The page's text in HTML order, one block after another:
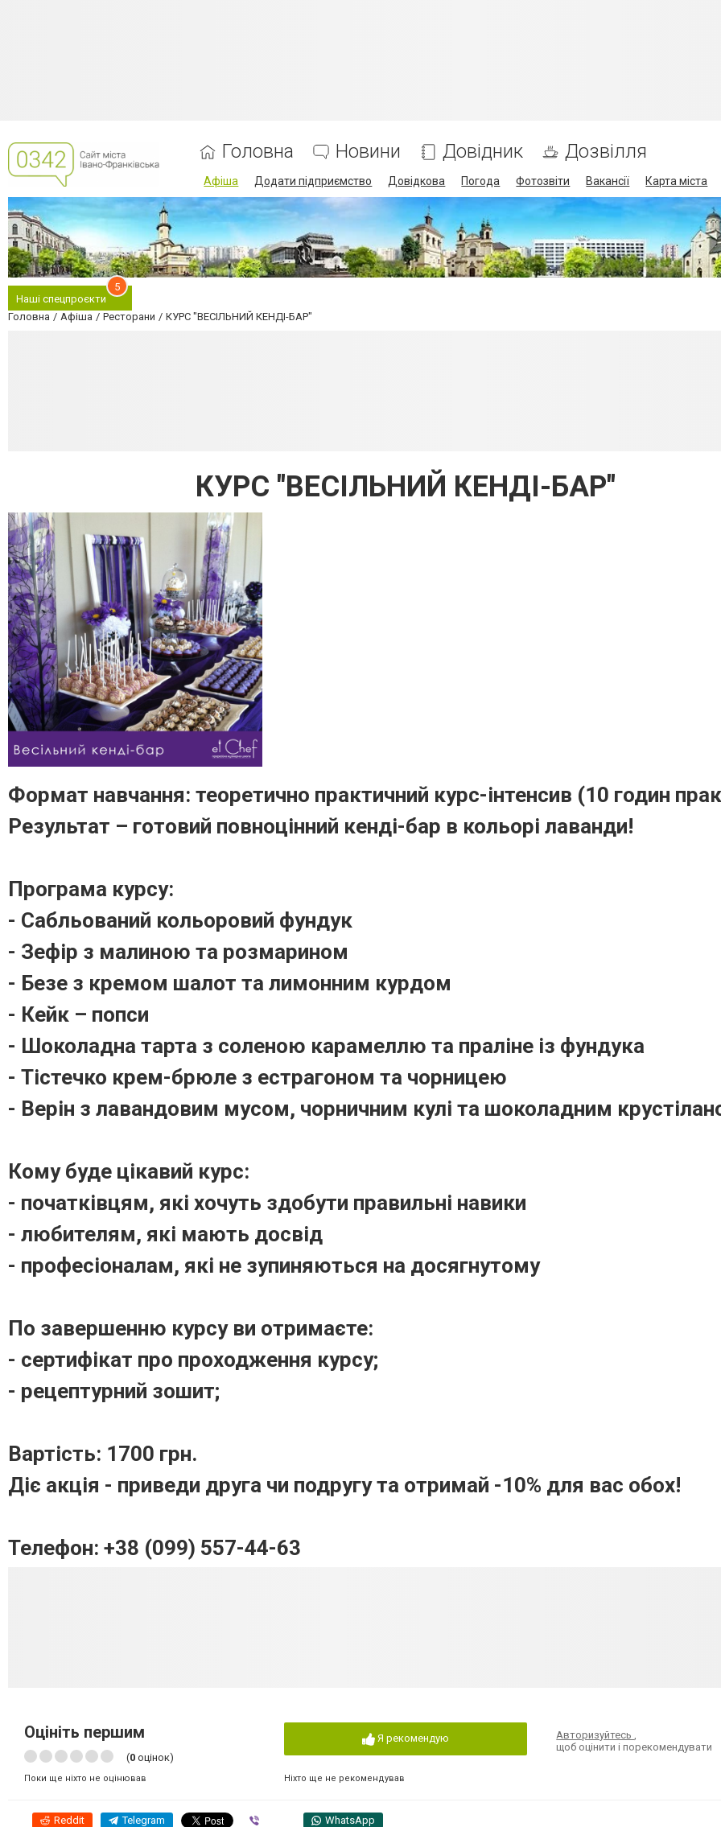
Головна Новини Довідник Дозвілля
Афіша Додати підприємство Довідкова Погода Фотозвіти Вакансії Карта міста
Наші спецпроєкти
5
Головна Афіша Ресторани КУРС "ВЕСІЛЬНИЙ КЕНДІ-БАР"
КУРС "ВЕСІЛЬНИЙ КЕНДІ-БАР"
Формат навчання: теоретично практичний курс-інтенсив (10 годин
Результат – готовий повноцінний кенді-бар в кольорі лаванди!
Програма курсу:
- Сабльований кольоровий фундук
- Зефір з малиною та розмарином
- Безе з кремом шалот та лимонним курдом
- Кейк – попси
- Шоколадна тарта з соленою карамеллю та праліне із фундука
- Тістечко крем-брюле з естрагоном та чорницею
- Верін з лавандовим мусом, чорничним кулі та шоколадним
Кому буде цікавий курс:
- початківцям, які хочуть здобути правильні навики
- любителям, які мають досвід
- професіоналам, які не зупиняються на досягнутому
По завершенню курсу ви отримаєте:
- сертифікат про проходження курсу;
- рецептурний зошит;
Вартість: 1700 грн.
Діє акція - приведи друга чи подругу та отримай -10% для вас обох!
Телефон: +38 (099) 557-44-63
Оцініть першим
(0 оцінок)
Поки ще ніхто не оцінював
Я рекомендую
Ніхто ще не рекомендував
Авторизуйтесь
щоб оцінити і порекомендувати
Reddit Telegram WhatsApp